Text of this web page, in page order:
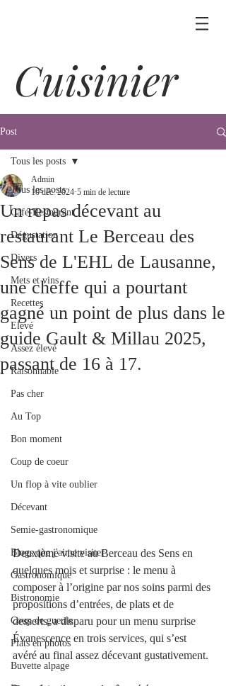
Cuisinier
Post
Tous les posts
Café-Restaurant
Dégustation
Divers
Mets et vins
Recettes
Elevé
Assez élevé
Raisonnable
Pas cher
Au Top
Bon moment
Coup de coeur
Un flop à vite oublier
Décevant
Semie-gastronomique
Blogs que j'aime visiter
Gastronomique
Bistronomie
Coup de gueule
Plats en photos
Buvette alpage
Tous les posts
Un repas décevant au
restaurant Le Berceau des
Sens de L'EHL de Lausanne,
une cheffe qui a pourtant
gagné un point de plus dans le
guide Gault & Millau 2025,
passant de 16 à 17.
Admin
10 déc. 2024 5 min de lecture
Deuxième visite au Berceau des Sens en
quelques mois et surprise : le menu à
composer à l’origine par nos soins parmi des
propositions d’entrées, de plats et de
desserts, a disparu pour un menu surprise
Évanescence en trois services, qui s’est
avéré au final assez décevant gustativement.